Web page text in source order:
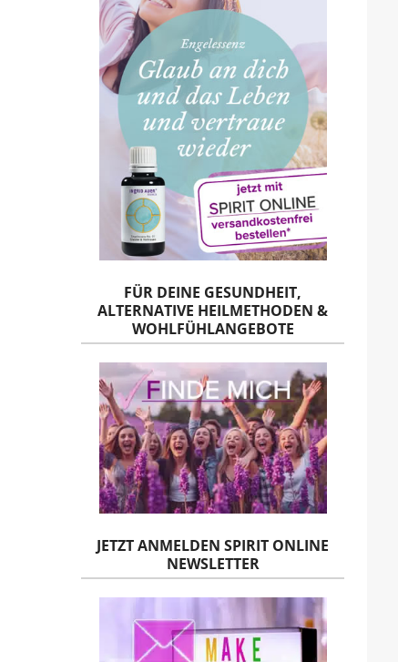
FÜR DEINE GESUNDHEIT,
ALTERNATIVE HEILMETHODEN &
WOHLFÜHLANGEBOTE
JETZT ANMELDEN SPIRIT ONLINE
NEWSLETTER